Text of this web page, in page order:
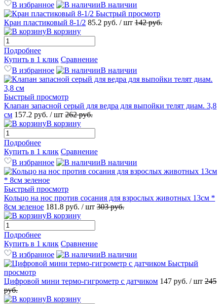
В избранное
В наличии
Быстрый просмотр
Кран пластиковый 8-1/2 85.2 руб. / шт 142руб.
В корзину
Подробнее
Купить в 1 клик Сравнение
В избранное
В наличии
Быстрый просмотр
Клапан запасной серый для ведра для выпойки телят диам. 3,8
см 157.2 руб. / шт 262руб.
В корзину
Подробнее
Купить в 1 клик Сравнение
В избранное
В наличии
Быстрый просмотр
Кольцо на нос против сосания для взрослых животных 13см *
8см зеленое 181.8 руб. / шт 303руб.
В корзину
Подробнее
Купить в 1 клик Сравнение
В избранное
В наличии
Быстрый
просмотр
Цифровой мини термо-гигрометр с датчиком 147 руб. / шт 245
руб.
В корзину